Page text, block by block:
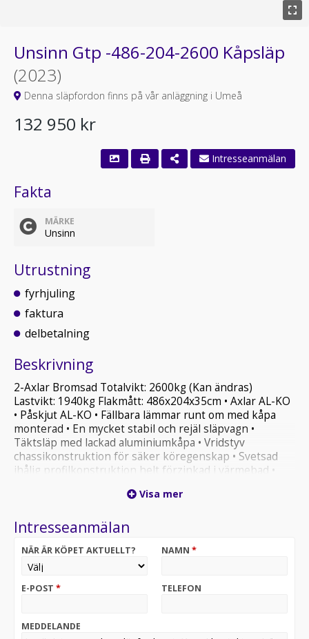
Unsinn Gtp -486-204-2600 Kåpsläp
(2023)
Denna släpfordon finns på vår anläggning i Umeå
132 950 kr
Intresseanmälan
Fakta
MÄRKE
Unsinn
Utrustning
fyrhjuling
faktura
delbetalning
Beskrivning
2-Axlar Bromsad Totalvikt: 2600kg (Kan ändras)
Lastvikt: 1940kg Flakmått: 486x204x35cm • Axlar AL-KO
• Påskjut AL-KO • Fällbara lämmar runt om med kåpa
monterad • En mycket stabil och rejäl släpvagn •
Täktsläp med lackad aluminiumkåpa • Vridstyv
chassikonstruktion för säker köregenskap • Svetsad
ihålig profilkonstruktion helt förzinkad i värmebad •
surrningsöglor i golvet • 8st surrningsöglor under
anodiserad aluminium, alla fyra sidor tippbara och
tillverkade av vattentät fenolbelagd plywood 18 mm •
Elektrisk utrustning helt vattentät • Belysning med 13-
från sidan när lämmarna är fällbara. Tillbehör/Tillval
bak på kåpan Uppkörningsramp för skoter, mm Vi har
Sveriges största sortiment av släpvagnar till mycket
Visa mer
Intresseanmälan
NÄR ÄR KÖPET AKTUELLT? NAMN *
E-POST * TELEFON
MEDDELANDE